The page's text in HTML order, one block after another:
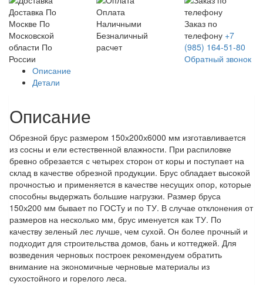
Доставка По
Москве По
Московской
области По
России
Оплата
Наличными
Безналичный
расчет
Заказ по
телефону +7
(985) 164-51-80
Обратный звонок
Описание
Детали
Описание
Обрезной брус размером 150х200х6000 мм изготавливается
из сосны и ели естественной влажности. При распиловке
бревно обрезается с четырех сторон от коры и поступает на
склад в качестве обрезной продукции. Брус обладает высокой
прочностью и применяется в качестве несущих опор, которые
способны выдержать большие нагрузки. Размер бруса
150х200 мм бывает по ГОСТу и по ТУ. В случае отклонения от
размеров на несколько мм, брус именуется как ТУ. По
качеству зеленый лес лучше, чем сухой. Он более прочный и
подходит для строительства домов, бань и коттеджей. Для
возведения черновых построек рекомендуем обратить
внимание на экономичные черновые материалы из
сухостойного и горелого леса.